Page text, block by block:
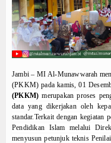
Wisuda
Malam
Raker
MI dan
Jambi – MI Al-Munawwarah
(PKKM) pada kamis, 01
(PKKM) merupakan proses
data yang dikerjakan oleh
standar.Terkait dengan kegiatan
Pendidikan Islam melalui
menyusun petunjuk teknis